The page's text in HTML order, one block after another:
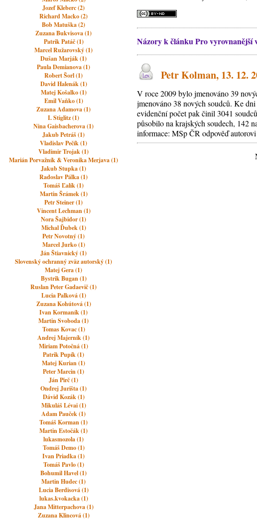
Jozef Kleberc (2)
Richard Macko (2)
Bob Matuška (2)
Zuzana Bukvisova (1)
Patrik Patáč (1)
Marcel Ružarovský (1)
Dušan Marják (1)
Paula Demianova (1)
Robert Šorl (1)
David Halenák (1)
Matej Košalko (1)
Emil Vaňko (1)
Zuzana Adamova (1)
I. Stiglitz (1)
Nina Gaisbacherova (1)
Jakub Petráš (1)
Vladislav Pečík (1)
Vladimir Trojak (1)
Marián Porvažník & Veronika Merjava (1)
Jakub Stupka (1)
Radoslav Pálka (1)
Tomáš Ľalík (1)
Martin Šrámek (1)
Petr Steiner (1)
Vincent Lechman (1)
Nora Šajbidor (1)
Michal Ďubek (1)
Petr Novotný (1)
Marcel Jurko (1)
Ján Štiavnický (1)
Slovenský ochranný zväz autorský (1)
Matej Gera (1)
Bystrik Bugan (1)
Ruslan Peter Gadaevič (1)
Lucia Palková (1)
Zuzana Kohútová (1)
Ivan Kormaník (1)
Martin Svoboda (1)
Tomas Kovac (1)
Andrej Majerník (1)
Miriam Potočná (1)
Patrik Pupík (1)
Matej Kurian (1)
Peter Marcin (1)
Ján Pirč (1)
Ondrej Jurišta (1)
Dávid Kozák (1)
Mikuláš Lévai (1)
Adam Pauček (1)
Tomáš Korman (1)
Martin Estočák (1)
lukasmozola (1)
Tomáš Demo (1)
Ivan Priadka (1)
Tomáš Pavlo (1)
Bohumil Havel (1)
Martin Hudec (1)
Lucia Berdisová (1)
lukas.kvokacka (1)
Jana Mitterpachova (1)
Zuzana Klincová (1)
Názory k článku Pro vyrovnanější
Petr Kolman, 13. 12.
V roce 2009 bylo jmenováno 39
jmenováno 38 nových soudců. Ke
evidenční počet pak činil 3041
působilo na krajských soudech, 142
informace: MSp ČR odpověď